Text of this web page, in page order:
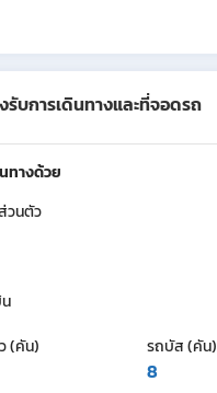
รับการเดินทางและที่จอดรถ
ทางด้วย
วนตัว
(คัน)
รถบัส (คัน)
8